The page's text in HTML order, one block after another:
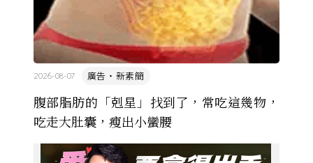
腹部脂肪的「剋星」找到了，常吃這幾物，
吃走大肚囊，瘦出小蠻腰
廣告・新素簡
2026-08-07